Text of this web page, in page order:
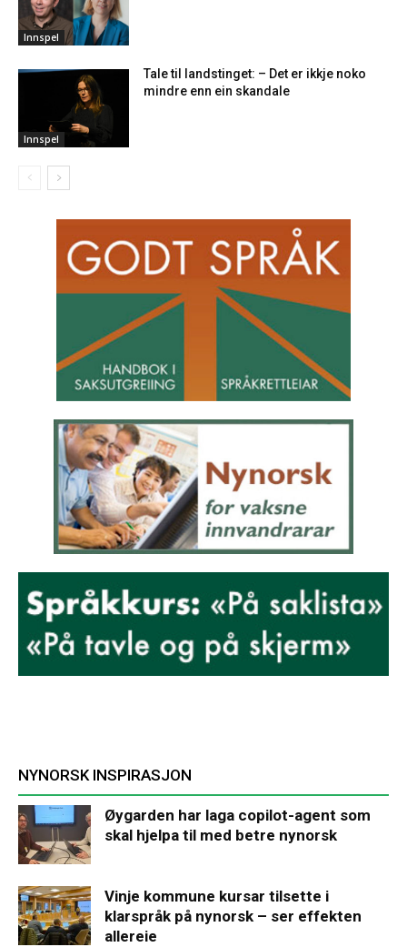
Innspel
Innspel
Tale til landstinget: – Det er ikkje noko
mindre enn ein skandale
NYNORSK INSPIRASJON
Øygarden har laga copilot-agent som
skal hjelpa til med betre nynorsk
Vinje kommune kursar tilsette i
klarspråk på nynorsk – ser effekten
allereie